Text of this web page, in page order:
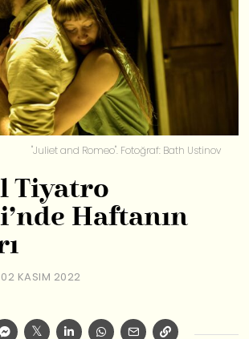
"Juliet and Romeo". Fotoğraf: Bath Ustinov
Tiyatro
Haftanın
02 KASIM 2022